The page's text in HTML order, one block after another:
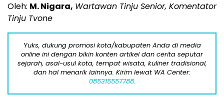
Oleh: M. Nigara, Wartawan Tinju Senior, Komentator
Tinju Tvone
Yuks, dukung promosi kota/kabupaten Anda di media
online ini dengan bikin konten artikel dan cerita seputar
sejarah, asal-usul kota, tempat wisata, kuliner tradisional,
dan hal menarik lainnya. Kirim lewat WA Center:
085315557788.